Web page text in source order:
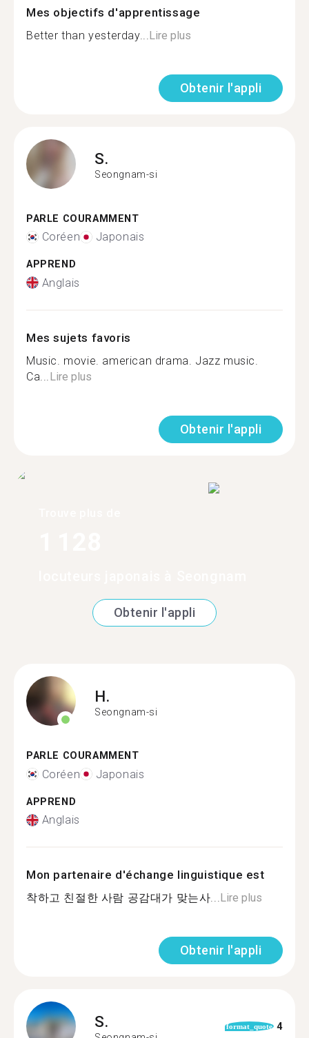
Mes objectifs d'apprentissage
Better than yesterday... Lire plus
Obtenir l'appli
S.
Seongnam-si
PARLE COURAMMENT
Coréen Japonais
APPREND
Anglais
Mes sujets favoris
Music. movie. american drama. Jazz music.
Ca... Lire plus
Obtenir l'appli
Obtenir l'appli
H.
Seongnam-si
PARLE COURAMMENT
Coréen Japonais
APPREND
Anglais
Mon partenaire d'échange linguistique est
착하고 친절한 사람 공감대가 맞는사...Lire plus
Obtenir l'appli
S. format_quote 4